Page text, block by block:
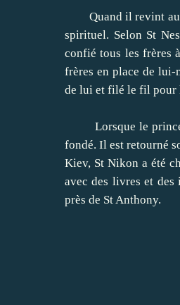
Quand il revint au
spirituel. Selon St
confié tous les frères à
frères en place de lui-
de lui et filé le fil pour
Lorsque le
fondé. Il est retourné
Kiev, St Nikon a été
avec des livres et des
près de St Anthony.